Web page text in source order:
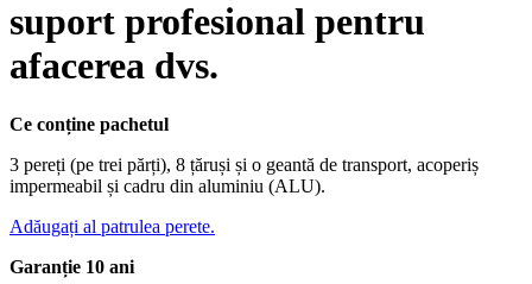
suport profesional pentru
afacerea dvs.
Ce conține pachetul
3 pereți (pe trei părți), 8 țăruși și o geantă de transport, acoperiș
impermeabil și cadru din aluminiu (ALU).
Adăugați al patrulea perete.
Garanție 10 ani